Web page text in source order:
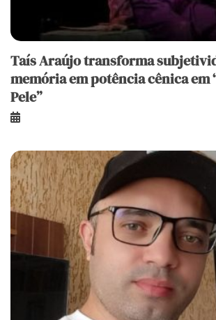
Taís Araújo transforma
memória em potência cênica em
Pele”